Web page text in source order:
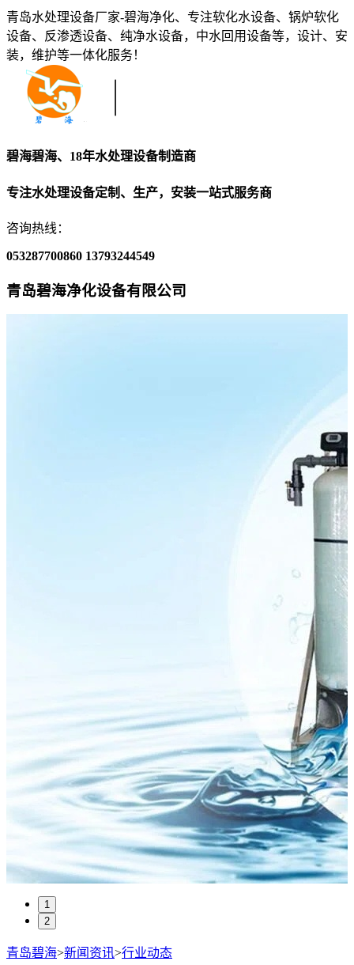
青岛水处理设备厂家-碧海净化、专注软化水设备、锅炉软化
设备、反渗透设备、纯净水设备，中水回用设备等，设计、安
装，维护等一体化服务！
碧海碧海、18年水处理设备制造商
专注水处理设备定制、生产，安装一站式服务商
咨询热线：
053287700860 13793244549
青岛碧海净化设备有限公司
1
2
青岛碧海>新闻资讯>行业动态